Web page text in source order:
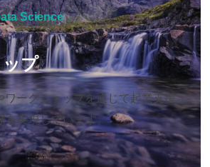
Science
プ
ワークショップを通じて起業支援
を実現しています。